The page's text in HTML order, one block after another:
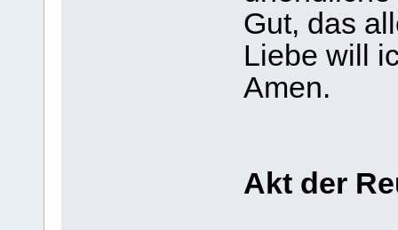
Gut, das
Liebe will
Amen.
Akt der